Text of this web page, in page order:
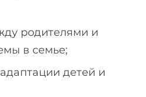
родителями и
в семье;
детей и